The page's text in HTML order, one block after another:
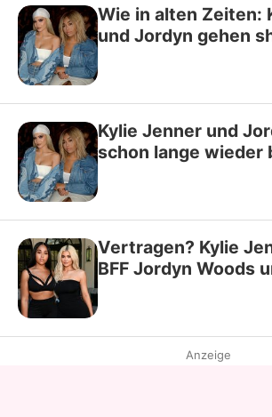
Wie in alten Zeiten:
und Jordyn gehen
Kylie Jenner und
schon lange wieder
Vertragen? Kylie
BFF Jordyn Woods
Anzeige